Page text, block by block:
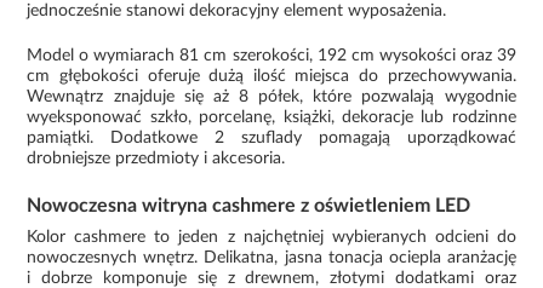
jednocześnie stanowi dekoracyjny element wyposażenia.
Model o wymiarach 81 cm szerokości, 192 cm wysokości oraz 39
cm głębokości oferuje dużą ilość miejsca do przechowywania.
Wewnątrz znajduje się aż 8 półek, które pozwalają wygodnie
wyeksponować szkło, porcelanę, książki, dekoracje lub rodzinne
pamiątki. Dodatkowe 2 szuflady pomagają uporządkować
drobniejsze przedmioty i akcesoria.
Nowoczesna witryna cashmere z oświetleniem LED
Kolor cashmere to jeden z najchętniej wybieranych odcieni do
nowoczesnych wnętrz. Delikatna, jasna tonacja ociepla aranżację
i dobrze komponuje się z drewnem, złotymi dodatkami oraz